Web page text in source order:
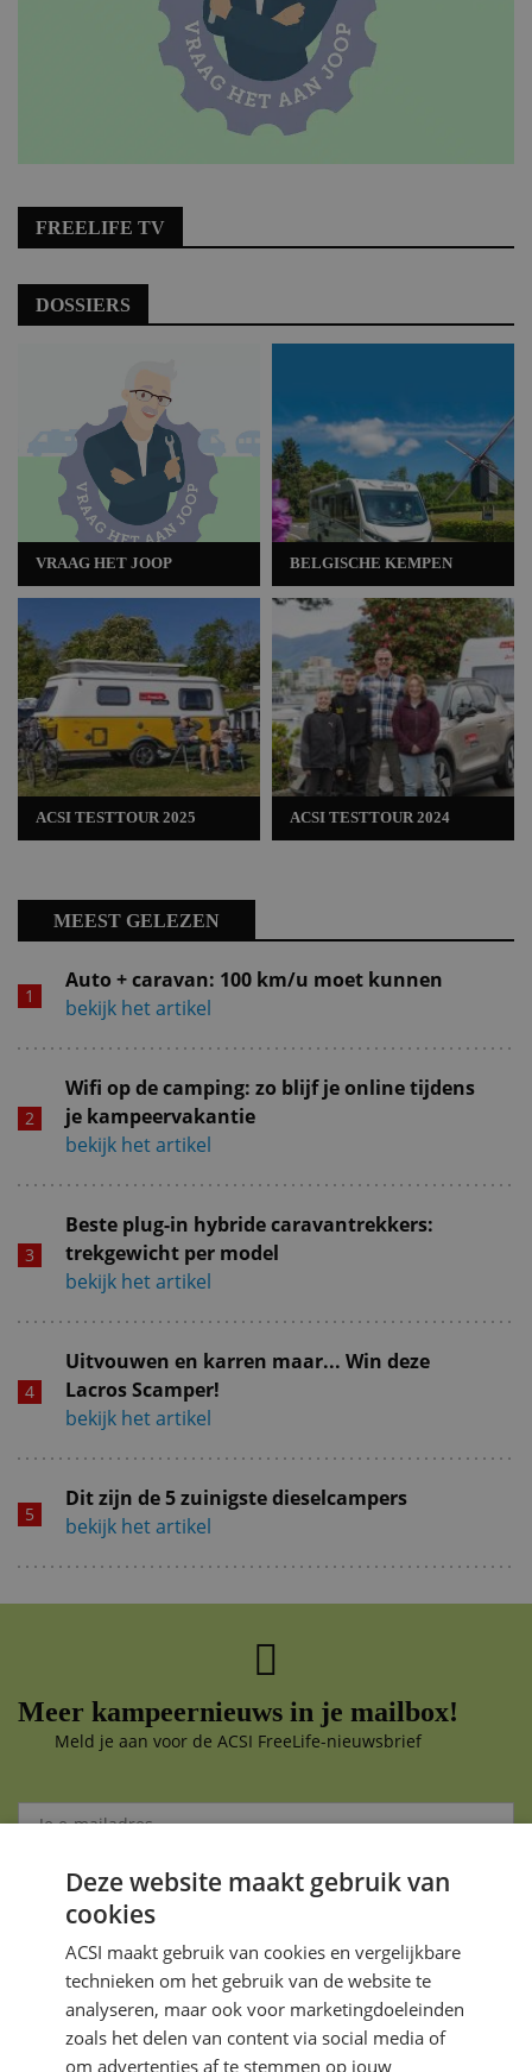
FREELIFE TV
DOSSIERS
VRAAG HET JOOP
ACSI TESTTOUR 2025
BELGISCHE KEMPEN
ACSI TESTTOUR 2024
MEEST GELEZEN
Auto + caravan: 100 km/u moet kunnen
bekijk het artikel
Wifi op de camping: zo blijf je online tijdens
je kampeervakantie
bekijk het artikel
Beste plug-in hybride caravantrekkers:
trekgewicht per model
bekijk het artikel
Uitvouwen en karren maar... Win deze
Lacros Scamper!
bekijk het artikel
Dit zijn de 5 zuinigste dieselcampers
bekijk het artikel
Meer kampeernieuws in je mailbox!
Meld je aan voor de ACSI FreeLife-nieuwsbrief
Aanmelden
Je gegevens zijn veilig en worden niet gedeeld met anderen
Deze website maakt gebruik van
cookies
ACSI maakt gebruik van cookies en vergelijkbare
technieken om het gebruik van de website te
analyseren, maar ook voor marketingdoeleinden
zoals het delen van content via social media of
om advertenties af te stemmen op jouw